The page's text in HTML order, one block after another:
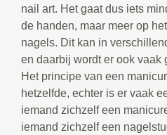
nail art. Het gaat dus iets
de handen, maar meer op
nagels. Dit kan in
en daarbij wordt er ook vaak
Het principe van een
hetzelfde, echter is er vaak
iemand zichzelf een
iemand zichzelf een